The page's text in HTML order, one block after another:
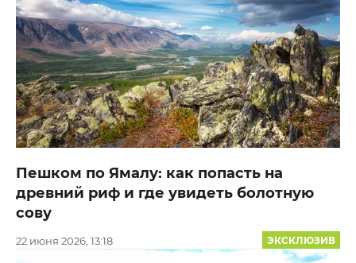
Пешком по Ямалу: как попасть на
древний риф и где увидеть болотную
сову
22 июня 2026, 13:18 ЭКСКЛЮЗИВ